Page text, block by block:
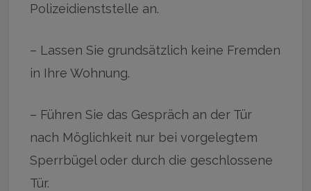
Polizeidienststelle an.
– Lassen Sie grundsätzlich keine Fremden
in Ihre Wohnung.
– Führen Sie das Gespräch an der Tür
nach Möglichkeit nur bei vorgelegtem
Sperrbügel oder durch die geschlossene
Tür.